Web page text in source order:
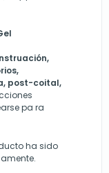
post-coital,
pa ra
ha sido